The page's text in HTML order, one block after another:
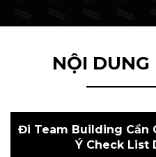
NỘI
Đi Team Building Cần
Ý Check List